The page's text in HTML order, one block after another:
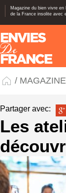
Magazine du bien vivre
de la France insolite avec
/ MAGAZINE
Partager avec:
Les